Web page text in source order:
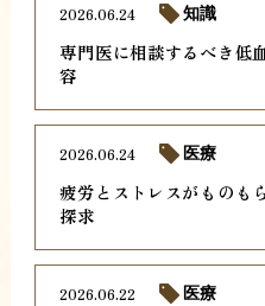
専門医に相談するべき低
容
2026.06.24 知識
疲労とストレスがものも
探求
2026.06.24 医療
2026.06.22 医療